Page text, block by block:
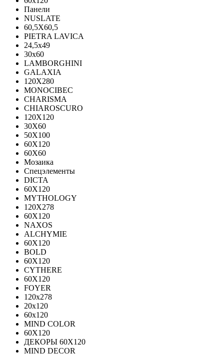
Панели
NUSLATE
60,5X60,5
PIETRA LAVICA
24,5x49
30x60
LAMBORGHINI
GALAXIA
120Х280
MONOCIBEC
CHARISMA
CHIAROSCURO
120X120
30X60
50X100
60X120
60X60
Мозаика
Спецэлементы
DICTA
60X120
MYTHOLOGY
120X278
60X120
NAXOS
ALCHYMIE
60Х120
BOLD
60X120
CYTHERE
60X120
FOYER
120х278
20х120
60х120
MIND COLOR
60Х120
ДЕКОРЫ 60Х120
MIND DECOR